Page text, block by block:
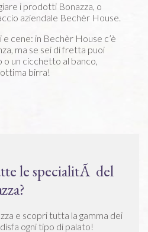
i prodotti Bonazza, o
aziendale Bechèr House.
e cene: in Bechèr House c’è
ma se sei di fretta puoi
o un cicchetto al banco,
birra!
le specialitÃ del
e scopri tutta la gamma dei
ogni tipo di palato!